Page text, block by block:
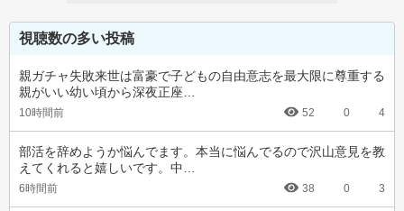
視聴数の多い投稿
親ガチャ失敗来世は富豪で子どもの自由意志を最大限に尊重する
親がいい幼い頃から深夜正座…
10時間前 52 0 4
部活を辞めようか悩んでます。本当に悩んでるので沢山意見を教
えてくれると嬉しいです。中…
6時間前 38 0 3